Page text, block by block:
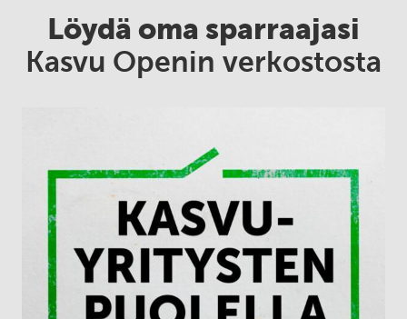
Löydä oma sparraajasi
Kasvu Openin verkostosta